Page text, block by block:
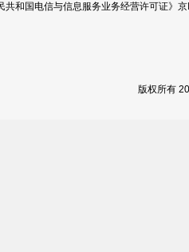
共和国电信与信息服务业务经营许可证
版权所有